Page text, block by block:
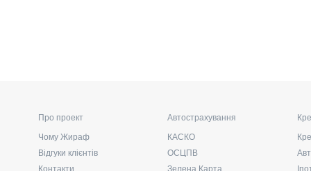
Про проект
Чому Жираф
Відгуки клієнтів
Контакти
Автострахування
КАСКО
ОСЦПВ
Зелена Карта